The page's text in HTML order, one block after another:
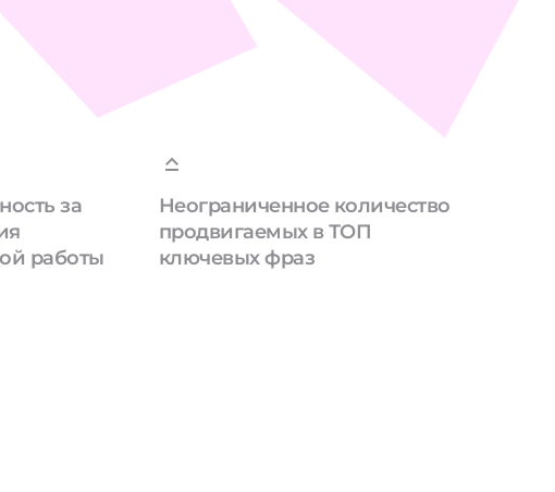
за
работы
Неограниченное количество
продвигаемых в ТОП
ключевых фраз